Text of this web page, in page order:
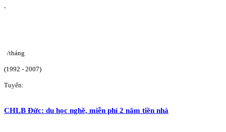
/tháng
(1992 - 2007)
Tuyển:
CHLB Đức: du học nghề, miễn phí 2 năm tiền nhà